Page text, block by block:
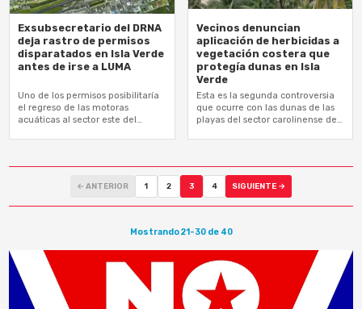
Exsubsecretario del DRNA
deja rastro de permisos
disparatados en Isla Verde
antes de irse a LUMA
Uno de los permisos posibilitaría
el regreso de las motoras
acuáticas al sector este del
Vecinos denuncian
aplicación de herbicidas a
vegetación costera que
protegía dunas en Isla
Verde
Esta es la segunda controversia
que ocurre con las dunas de las
playas del sector carolinense de
← ANTERIOR 1 2 3 4 SIGUIENTE →
Mostrando 21-30 de 40